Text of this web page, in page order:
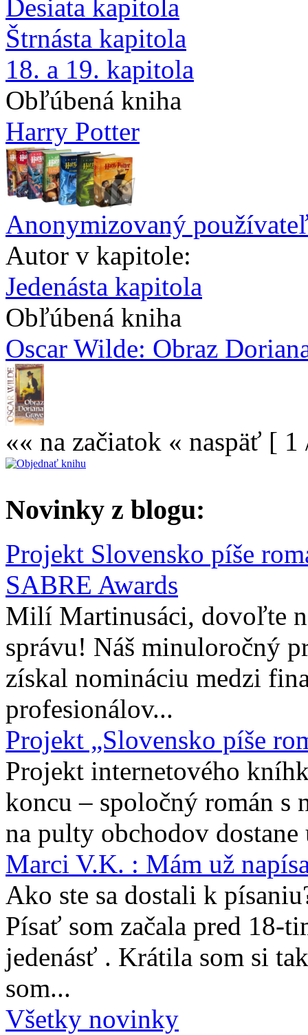
Desiata kapitola
Štrnásta kapitola
18. a 19. kapitola
Obľúbená kniha
Harry Potter
Anonymizovaný
Autor v kapitole:
Jedenásta kapitola
Obľúbená kniha
Oscar Wilde: Obraz
«« na začiatok « naspäť [ 1
Novinky z blogu:
Projekt Slovensko píše
SABRE Awards
Milí Martinusáci, dovoľte
správu! Náš minuloročný
získal nomináciu medzi
profesionálov...
Projekt „Slovensko píše
Projekt internetového
koncu – spoločný román s
na pulty obchodov
Marci V.K. : Mám už
Ako ste sa dostali k
Písať som začala pred 18-
jedenásť . Krátila som si
som...
Všetky novinky